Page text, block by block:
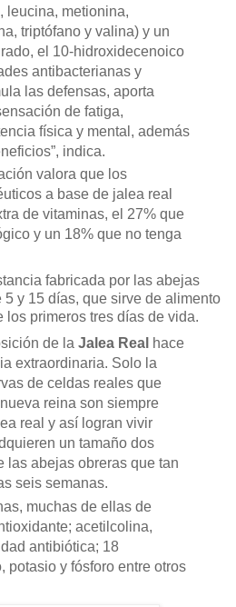
leucina, metionina,
triptófano y valina) y un
el 10-hidroxidecenoico
antibacterianas y
las defensas, aporta
de fatiga,
física y mental, además
indica.
valora que los
a base de jalea real
de vitaminas, el 27% que
y un 18% que no tenga
fabricada por las abejas
y 15 días, que sirve de alimento
los primeros tres días de vida.
de la Jalea Real hace
extraordinaria. Solo la
de celdas reales que
reina son siempre
real y así logran vivir
un tamaño dos
las abejas obreras que tan
seis semanas.
muchas de ellas de
acetilcolina,
antibiótica; 18
potasio y fósforo entre otros